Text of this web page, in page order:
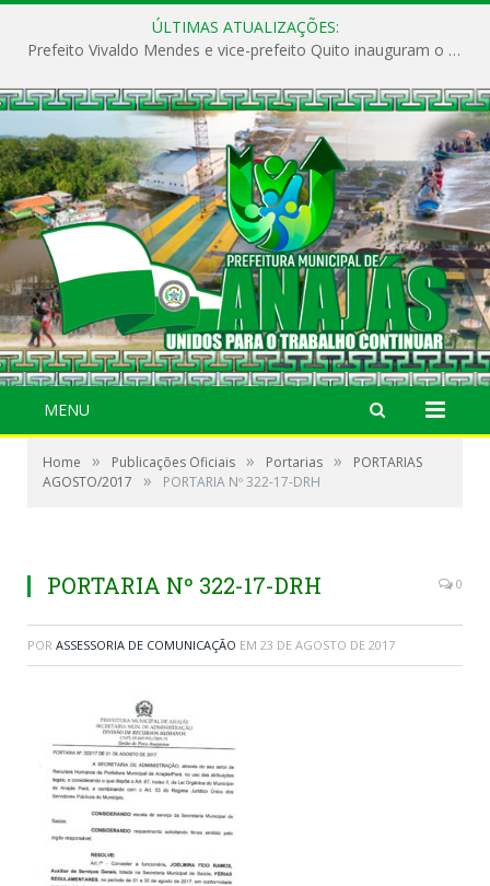
ÚLTIMAS ATUALIZAÇÕES:
Prefeito Vivaldo Mendes e vice-prefeito Quito inauguram o CAPS e fortalecem a saúde pública em Anajás.
MENU
Home » Publicações Oficiais » Portarias »
PORTARIAS
AGOSTO/2017
» PORTARIA Nº 322-17-DRH
PORTARIA Nº 322-17-DRH 0
POR ASSESSORIA DE COMUNICAÇÃO EM 23 DE AGOSTO DE 2017